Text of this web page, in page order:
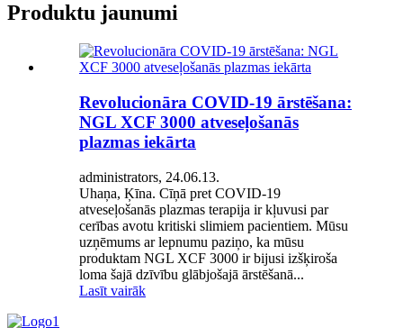
Produktu jaunumi
Revolucionāra COVID-19 ārstēšana:
NGL XCF 3000 atveseļošanās
plazmas iekārta
administrators, 24.06.13.
Uhaņa, Ķīna. Cīņā pret COVID-19
atveseļošanās plazmas terapija ir kļuvusi par
cerības avotu kritiski slimiem pacientiem. Mūsu
uzņēmums ar lepnumu paziņo, ka mūsu
produktam NGL XCF 3000 ir bijusi izšķiroša
loma šajā dzīvību glābjošajā ārstēšanā...
Lasīt vairāk